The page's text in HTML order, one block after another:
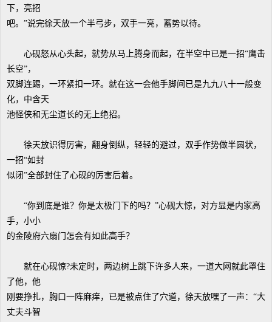
下，亮招
吧。”说完徐天放一个半弓步，双手一亮，蓄势以待。
心砚怒从心头起，就势从马上腾身而起，在半空中已是一招“鹰击
长空”，
双脚连踢，一环紧扣一环。就在这一会他手脚间已是九九八十一般变
化，中含天
池怪侠和无尘道长的无上绝招。
徐天放识得厉害，翻身倒纵，轻轻的避过，双手作势做半圆状，
一招“如封
似闭”全部封住了心砚的厉害后着。
“你到底是谁？你是太极门下的吗？”心砚大惊，对方显是内家高
手，小小
的金陵府六扇门怎会有如此高手？
就在心砚惊?未定时，两边树上跳下许多人来，一道大网就此罩住
了他，他
刚要挣扎，胸口一阵麻痒，已是被点住了穴道，徐天放嘿了一声：“大
丈夫斗智